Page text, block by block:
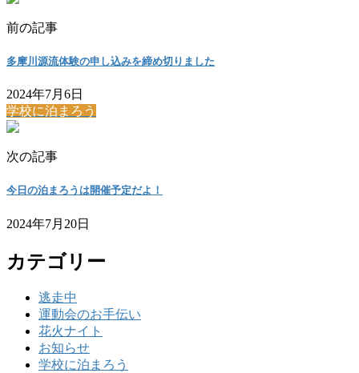
前の記事
多摩川源流体験の申し込みを締め切りました
2024年7月6日
学校に泊まろう
次の記事
今日の泊まろうは開催予定だよ！
2024年7月20日
カテゴリー
逃走中
運動会のお手伝い
花火ナイト
お知らせ
学校に泊まろう